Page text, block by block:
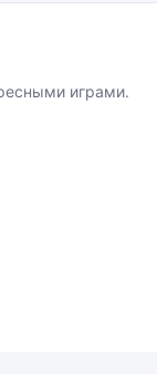
играми.